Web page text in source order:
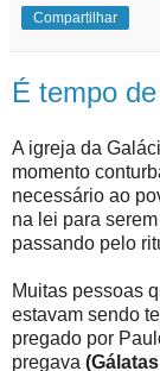
Compartilhar
É tempo
A igreja da
momento
necessário ao
na lei para
passando pelo
Muitas pessoas
estavam sendo
pregado por
pregava